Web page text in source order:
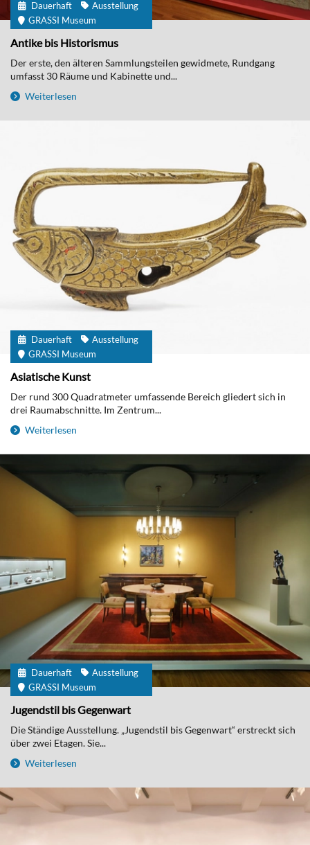
Dauerhaft
Ausstellung
GRASSI Museum
Antike bis Historismus
Der erste, den älteren Sammlungsteilen gewidmete, Rundgang
umfasst 30 Räume und Kabinette und...
Weiterlesen
Dauerhaft
Ausstellung
GRASSI Museum
Asiatische Kunst
Der rund 300 Quadratmeter umfassende Bereich gliedert sich in
drei Raumabschnitte. Im Zentrum...
Weiterlesen
Dauerhaft
Ausstellung
GRASSI Museum
Jugendstil bis Gegenwart
Die Ständige Ausstellung. „Jugendstil bis Gegenwart“ erstreckt sich
über zwei Etagen. Sie...
Weiterlesen